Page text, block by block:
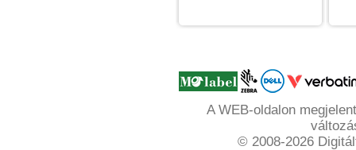
A WEB-oldalon
© 2008-2026